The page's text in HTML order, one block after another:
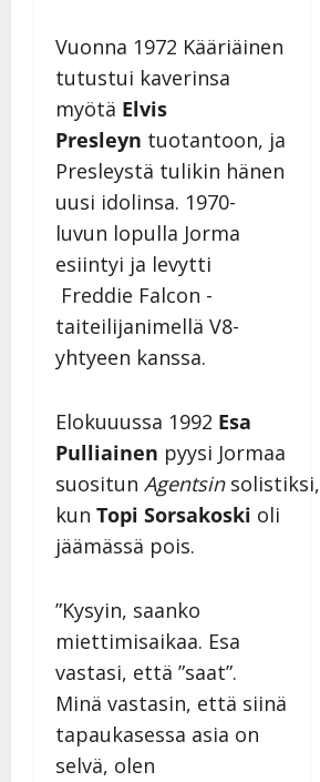
Vuonna 1972 Kääriäinen
tutustui kaverinsa
myötä Elvis
Presleyn tuotantoon, ja
Presleystä tulikin hänen
uusi idolinsa. 1970-
luvun lopulla Jorma
esiintyi ja levytti
Freddie Falcon -
taiteilijanimellä V8-
yhtyeen kanssa.
Elokuuussa 1992 Esa
Pulliainen pyysi Jormaa
suositun Agentsinsolistiksi,
kun Topi Sorsakoski oli
jäämässä pois.
”Kysyin, saanko
miettimisaikaa. Esa
vastasi, että ”saat”.
Minä vastasin, että siinä
tapaukasessa asia on
selvä, olen